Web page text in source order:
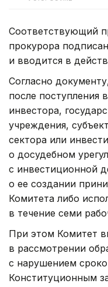
Соответствующий
прокурора
и вводится в
Согласно
после поступления
инвестора,
учреждения,
сектора или
о досудебном
с инвестиционной
о ее создании
Комитета либо
в течение семи
При этом Комитет
в рассмотрении
с нарушением
Конституционным